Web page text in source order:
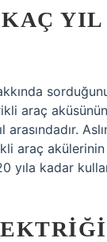
KAÇ YIL
araç
araç
yıla kadar